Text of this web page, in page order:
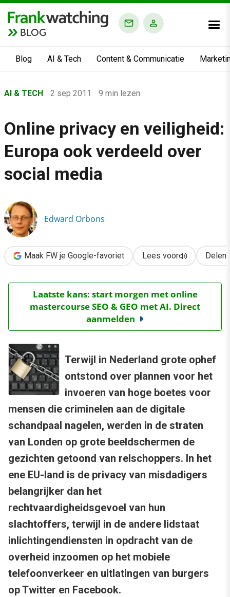
BLOG
Blog AI & Tech Content & Communicatie
›
›
AI & Tech
Online privacy en veiligheid: Europa ook verdeeld over social
AI & TECH 2 sep 2011 9 min lezen
Online privacy en veiligheid:
Europa ook verdeeld over
social media
Edward Orbons
Maak FW je Google-favoriet Lees voor Delen
Laatste kans: start morgen met online
mastercourse SEO & GEO met AI. Direct
aanmelden
Terwijl in Nederland grote ophef
ontstond over plannen voor het
invoeren van hoge boetes voor
mensen die criminelen aan de digitale
schandpaal nagelen, werden in de straten
van Londen op grote beeldschermen de
gezichten getoond van relschoppers. In het
ene EU-land is de privacy van misdadigers
belangrijker dan het
rechtvaardigheidsgevoel van hun
slachtoffers, terwijl in de andere lidstaat
inlichtingendiensten in opdracht van de
overheid inzoomen op het mobiele
telefoonverkeer en uitlatingen van burgers
op Twitter en Facebook.